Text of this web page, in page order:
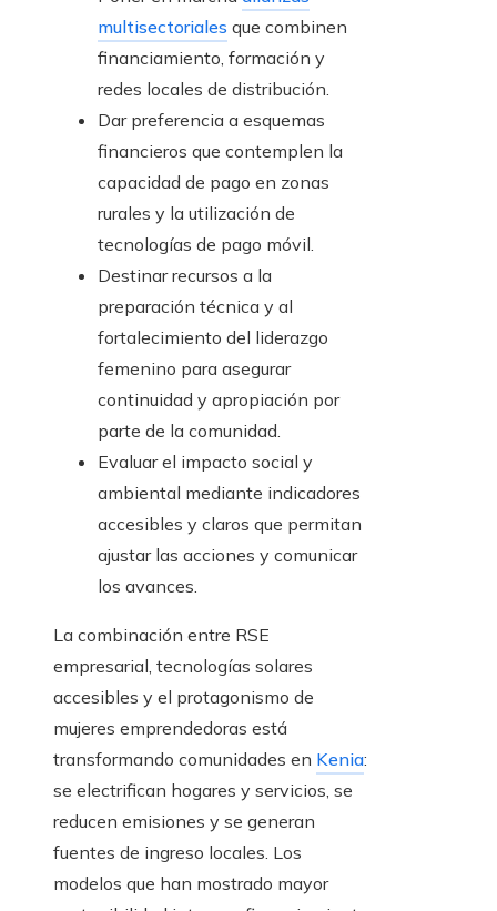
multisectoriales que combinen
financiamiento, formación y
redes locales de distribución.
Dar preferencia a esquemas
financieros que contemplen la
capacidad de pago en zonas
rurales y la utilización de
tecnologías de pago móvil.
Destinar recursos a la
preparación técnica y al
fortalecimiento del liderazgo
femenino para asegurar
continuidad y apropiación por
parte de la comunidad.
Evaluar el impacto social y
ambiental mediante indicadores
accesibles y claros que permitan
ajustar las acciones y comunicar
los avances.
La combinación entre RSE
empresarial, tecnologías solares
accesibles y el protagonismo de
mujeres emprendedoras está
transformando comunidades en Kenia:
se electrifican hogares y servicios, se
reducen emisiones y se generan
fuentes de ingreso locales. Los
modelos que han mostrado mayor